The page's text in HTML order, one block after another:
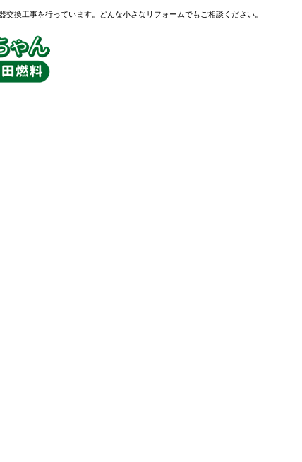
換工事を行っています。どんな小さなリフォームでもご相談ください。